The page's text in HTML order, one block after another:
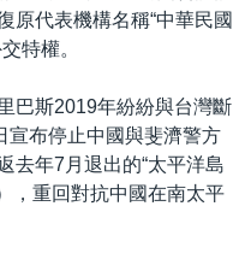
原代表機構名稱“中華民國
特權。
巴斯2019年紛紛與台灣斷
宣布停止中國與斐濟警方
去年7月退出的“太平洋島
，重回對抗中國在南太平